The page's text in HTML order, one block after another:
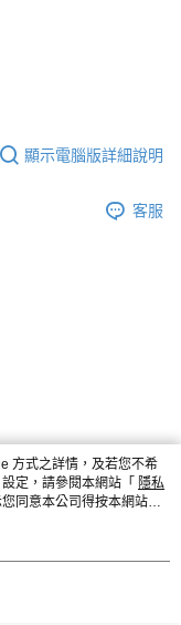
顯示電腦版詳細說明
客服
方式之詳情，及若您不希
定，請參閱本網站「 隱私
同意本公司得按本網站使